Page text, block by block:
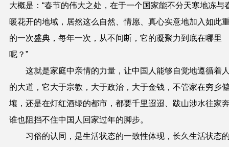
大概是：“春节的伟大之处，在于一个国家能不分天寒地冻与
暖花开的地域，居然这么自然、情愿、真心实意地加入如此
的一次盛典，每年一次，从不间断，它的凝聚力到底在哪里
呢？ ”
这就是家庭中亲情的力量，让中国人能够自觉地遵循着
的大道，它大于宗教，大于政治，大于金钱，不管家在穷乡
壤，还是在灯红酒绿的都市，都要千里迢迢、跋山涉水往家
谁也阻挡不住中国人回家过年的脚步。
习俗的认同，是生活状态的一致性体现，长久生活状态